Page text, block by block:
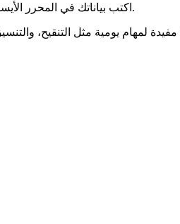
اكتب بياناتك في المحرر الأيسر لتظهر النتائج مباشرة في اليمين. يمكنك النسخ، والمسح، والتنزيل، وتكبير أي لوحة.